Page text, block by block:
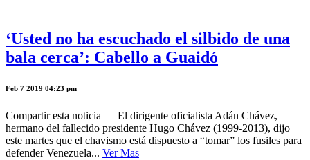
‘Usted no ha escuchado el silbido de una
bala cerca’: Cabello a Guaidó
Feb 7 2019 04:23 pm
Compartir esta noticia El dirigente oficialista Adán Chávez,
hermano del fallecido presidente Hugo Chávez (1999-2013), dijo
este martes que el chavismo está dispuesto a “tomar” los fusiles para
defender Venezuela... Ver Mas